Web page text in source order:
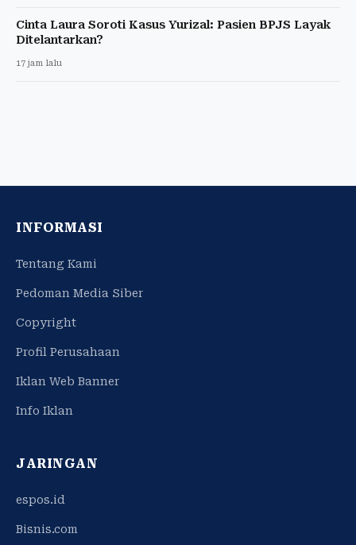
Cinta Laura Soroti Kasus Yurizal: Pasien BPJS Layak
Ditelantarkan?
17 jam lalu
INFORMASI
Tentang Kami
Pedoman Media Siber
Copyright
Profil Perusahaan
Iklan Web Banner
Info Iklan
JARINGAN
espos.id
Bisnis.com